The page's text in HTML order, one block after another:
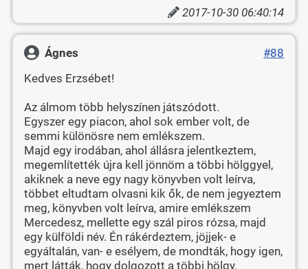
2017-10-30 06:40:14
Ágnes
#88
Kedves Erzsébet!
Az álmom több helyszínen játszódott.
Egyszer egy piacon, ahol sok ember volt, de
semmi különösre nem emlékszem.
Majd egy irodában, ahol állásra jelentkeztem,
megemlítették újra kell jönnöm a többi hölggyel,
akiknek a neve egy nagy könyvben volt leírva,
többet eltudtam olvasni kik ők, de nem jegyeztem
meg, könyvben volt leírva, amire emlékszem
Mercedesz, mellette egy szál piros rózsa, majd
egy külföldi név. Én rákérdeztem, jöjjek- e
egyáltalán, van- e esélyem, de mondták, hogy igen,
mert látták, hogy dolgozott a többi hölgy.